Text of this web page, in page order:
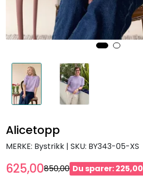
Alicetopp
MERKE: Bystrikk | SKU: BY343-05-XS
625,00850,00 Du sparer: 225,00